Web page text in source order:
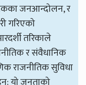
जनआन्दोलन, र
गरिएको
तरिकाले
र संवैधानिक
राजनीतिक सुविधा
यो जनताको